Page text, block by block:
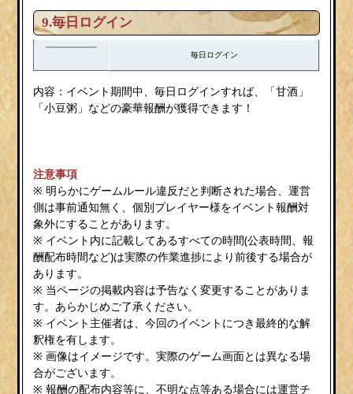
9.毎日ログイン
毎日ログイン
内容：イベント期間中、毎日ログインすれば、「甘酒」
「小豆粥」などの豪華報酬が獲得できます！
注意事項
※ 明らかにゲームルール違反だと判断された場合、運営
側は事前通知無く、個別プレイヤー様をイベント報酬対
象外にすることがあります。
※ イベント内に記載してあるすべての時間(公表時間、報
酬配布時間など)は実際の作業進捗により前後する場合が
あります。
※ 当ページの掲載内容は予告なく変更することがありま
す。あらかじめご了承ください。
※ イベント主催者は、今回のイベントにつき最終的な解
釈権を有します。
※ 画像はイメージです。実際のゲーム画面とは異なる場
合がございます。
※ 報酬の配布内容等に、不明な点等ある場合には運営チ